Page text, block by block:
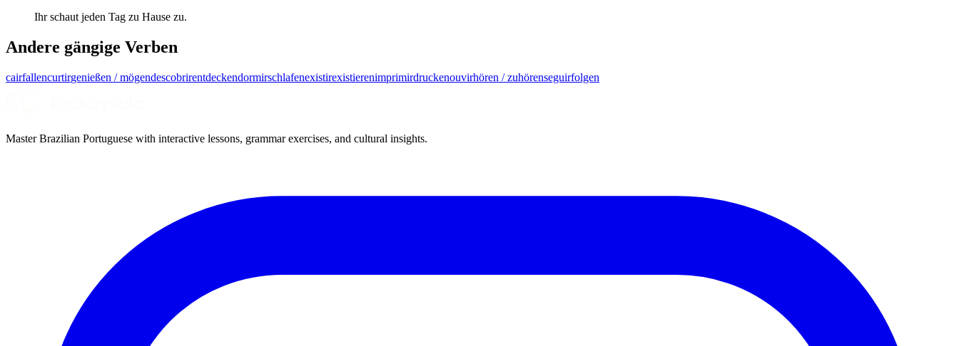
Ihr schaut jeden Tag zu Hause zu.
Andere gängige Verben
cairfallencurtirgenießen / mögendescobrirentdeckendormirschlafenexistirexistierenimprimirdruckenouvirhören / zuhörenseguirfolgen
Master Brazilian Portuguese with interactive lessons, grammar exercises, and cultural insights.